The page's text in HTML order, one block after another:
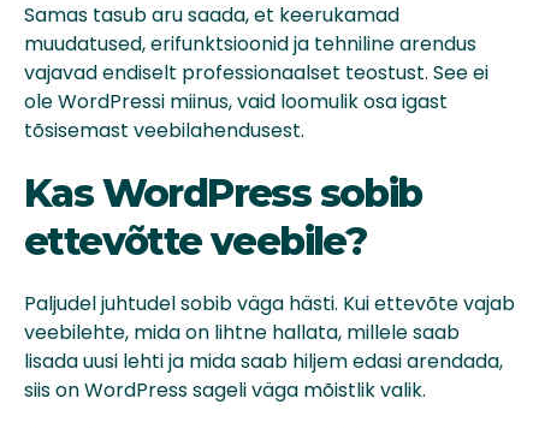
Samas tasub aru saada, et keerukamad
muudatused, erifunktsioonid ja tehniline arendus
vajavad endiselt professionaalset teostust. See ei
ole WordPressi miinus, vaid loomulik osa igast
tõsisemast veebilahendusest.
Kas WordPress sobib
ettevõtte veebile?
Paljudel juhtudel sobib väga hästi. Kui ettevõte vajab
veebilehte, mida on lihtne hallata, millele saab
lisada uusi lehti ja mida saab hiljem edasi arendada,
siis on WordPress sageli väga mõistlik valik.